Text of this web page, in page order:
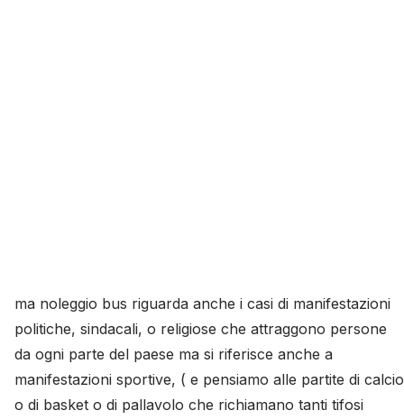
ma noleggio bus riguarda anche i casi di manifestazioni
politiche, sindacali, o religiose che attraggono persone
da ogni parte del paese ma si riferisce anche a
manifestazioni sportive, ( e pensiamo alle partite di calcio
o di basket o di pallavolo che richiamano tanti tifosi